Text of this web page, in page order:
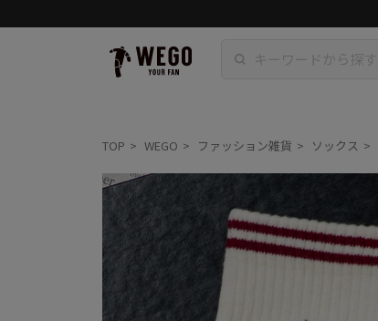
TOP WEGO ファッション雑貨 ソックス